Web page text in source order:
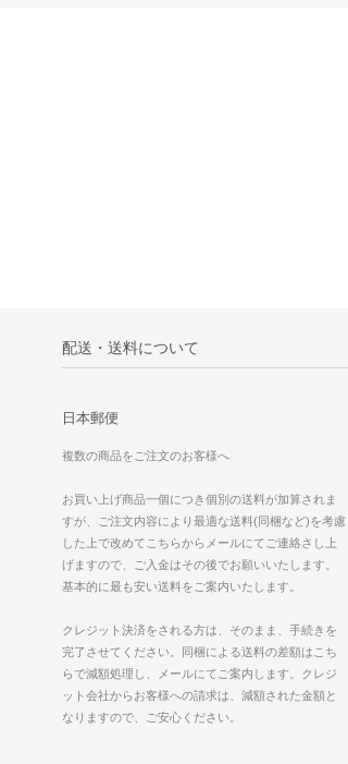
配送・送料について
日本郵便
複数の商品をご注文のお客様へ
お買い上げ商品一個につき個別の送料が加算されま
すが、ご注文内容により最適な送料(同梱など)を考慮
した上で改めてこちらからメールにてご連絡さし上
げますので、ご入金はその後でお願いいたします。
基本的に最も安い送料をご案内いたします。
クレジット決済をされる方は、そのまま、手続きを
完了させてください。同梱による送料の差額はこち
らで減額処理し、メールにてご案内します。クレジ
ット会社からお客様への請求は、減額された金額と
なりますので、ご安心ください。